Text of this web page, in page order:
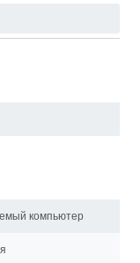
компьютер